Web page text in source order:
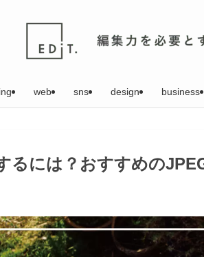
web sns design business
るには？おすすめの